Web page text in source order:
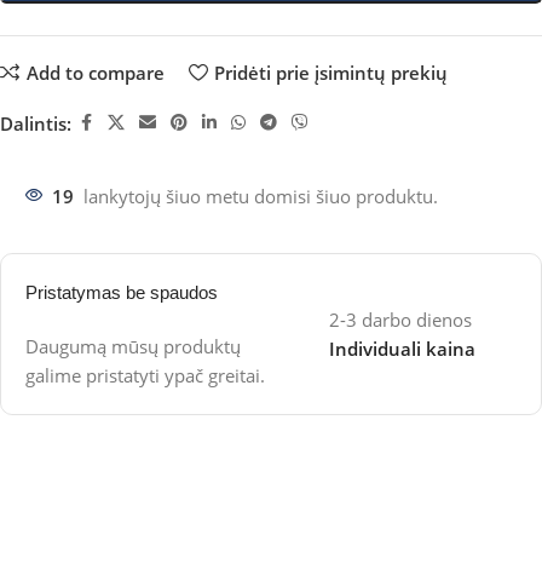
Add to compare Pridėti prie įsimintų prekių
Dalintis:
19 lankytojų šiuo metu domisi šiuo produktu.
Pristatymas be spaudos
Daugumą mūsų produktų
galime pristatyti ypač greitai.
2-3 darbo dienos
Individuali kaina